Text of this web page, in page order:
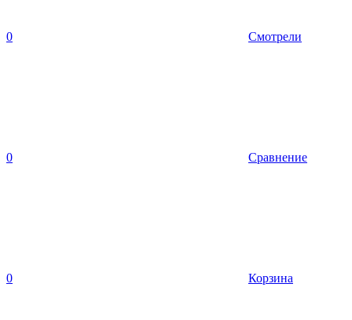
0 Смотрели
0 Сравнение
0 Корзина